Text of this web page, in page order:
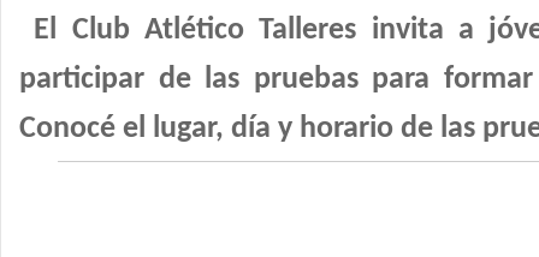
El Club Atlético Talleres invita a
participar de las pruebas para
Conocé el lugar, día y horario de las